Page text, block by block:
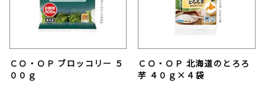
ＣＯ・ＯＰ ブロッコリー ５
００ｇ
ＣＯ・ＯＰ 北海道のとろろ
芋 ４０ｇ×４袋